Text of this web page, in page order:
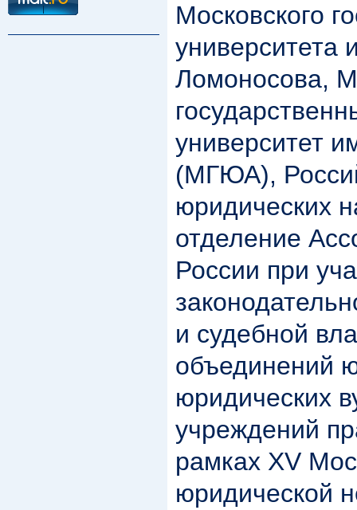
Московского
Ломоносова,
университет
(МГЮА),
юридических
отделение
России при
и судебной
объединений
юридических
учреждений
рамках XV
юридической